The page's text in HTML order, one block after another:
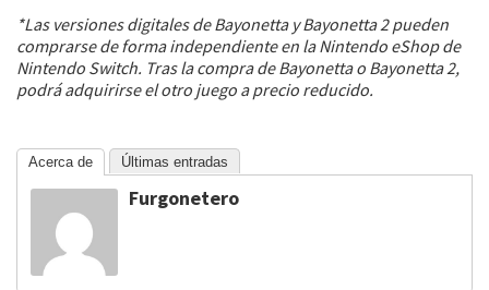
*Las versiones digitales de Bayonetta y Bayonetta 2 pueden
comprarse de forma independiente en la Nintendo eShop de
Nintendo Switch. Tras la compra de Bayonetta o Bayonetta 2,
podrá adquirirse el otro juego a precio reducido.
Acerca de Últimas entradas
Furgonetero